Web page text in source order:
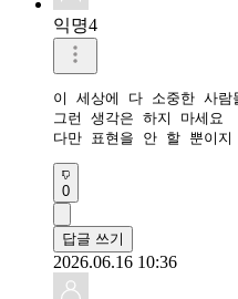
익명4
이 세상에 다 소중한 사람
그런 생각은 하지 마세요
다만 표현을 안 할 뿐이지
0
답글 쓰기
2026.06.16 10:36